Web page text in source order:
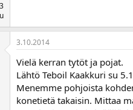
3.10.2014
Vielä kerran tytöt ja pojat.
Lähtö Teboil Kaakkuri su
Menemme pohjoista
konetietä takaisin. Mittaa